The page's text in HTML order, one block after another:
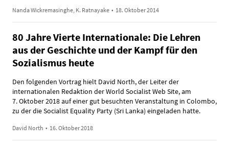
Nanda Wickremasinghe, K. Ratnayake • 18. Oktober 2014
80 Jahre Vierte Internationale: Die Lehren
aus der Geschichte und der Kampf für den
Sozialismus heute
Den folgenden Vortrag hielt David North, der Leiter der
internationalen Redaktion der World Socialist Web Site, am
7. Oktober 2018 auf einer gut besuchten Veranstaltung in Colombo,
zu der die Socialist Equality Party (Sri Lanka) eingeladen hatte.
David North • 16. Oktober 2018